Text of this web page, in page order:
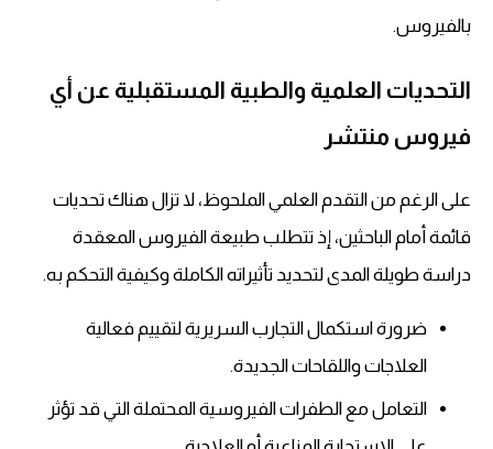
بالفيروس.
التحديات العلمية والطبية المستقبلية عن أي
فيروس منتشر
على الرغم من التقدم العلمي الملحوظ، لا تزال هناك تحديات
قائمة أمام الباحثين، إذ تتطلب طبيعة الفيروس المعقدة
دراسة طويلة المدى لتحديد تأثيراته الكاملة وكيفية التحكم به.
ضرورة استكمال التجارب السريرية لتقييم فعالية
العلاجات واللقاحات الجديدة.
التعامل مع الطفرات الفيروسية المحتملة التي قد تؤثر